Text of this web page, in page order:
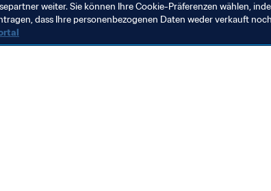
weiter. Sie können Ihre Cookie-Präferenzen wählen,
dass Ihre personenbezogenen Daten weder verkauft noch